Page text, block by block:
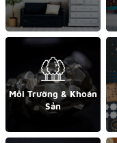
Môi Trường & Khoán
Sản